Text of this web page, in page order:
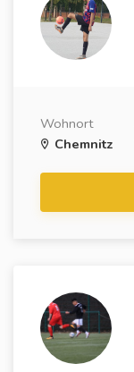
Wohnort
Chemnitz